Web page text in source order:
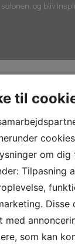
og bliv
af billeder
men også
til
om
Tilpasning
Disse
med
som kan